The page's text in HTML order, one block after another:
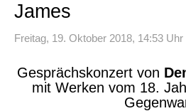
James
Freitag, 19. Oktober 2018, 14:53 Uhr
Gesprächskonzert von
mit Werken vom 18.